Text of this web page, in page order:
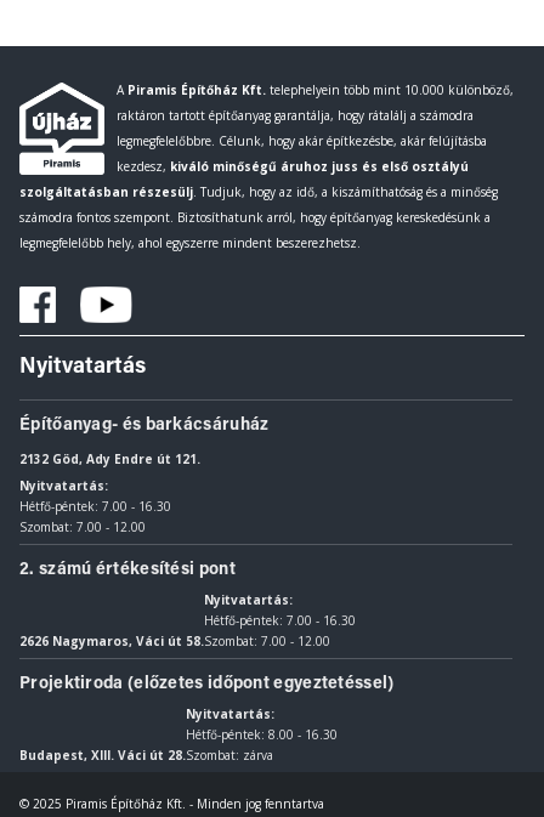
A Piramis Építőház Kft. telephelyein több mint 10.000 különböző,
raktáron tartott építőanyag garantálja, hogy rátalálj a számodra
legmegfelelőbbre. Célunk, hogy akár építkezésbe, akár felújításba
kezdesz, kiváló minőségű áruhoz juss és első osztályú
szolgáltatásban részesülj. Tudjuk, hogy az idő, a kiszámíthatóság és a minőség
számodra fontos szempont. Biztosíthatunk arról, hogy építőanyag kereskedésünk a
legmegfelelőbb hely, ahol egyszerre mindent beszerezhetsz.
Nyitvatartás
Építőanyag- és barkácsáruház
2132 Göd, Ady Endre út 121.
Nyitvatartás:
Hétfő-péntek: 7.00 - 16.30
Szombat: 7.00 - 12.00
2. számú értékesítési pont
2626 Nagymaros, Váci út 58.
Nyitvatartás:
Hétfő-péntek: 7.00 - 16.30
Szombat: 7.00 - 12.00
Projektiroda (előzetes időpont egyeztetéssel)
Budapest, XIII. Váci út 28.
Nyitvatartás:
Hétfő-péntek: 8.00 - 16.30
Szombat: zárva
© 2025 Piramis Építőház Kft. - Minden jog fenntartva